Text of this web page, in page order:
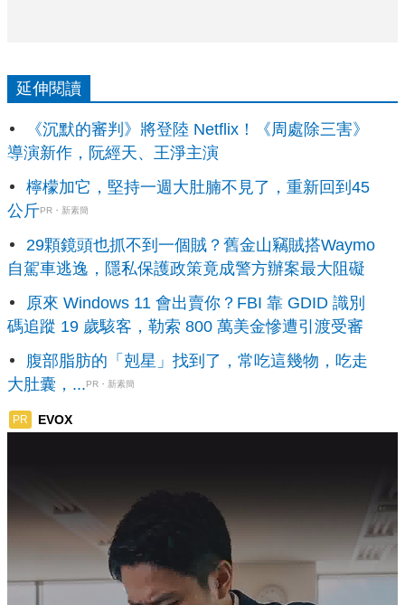
延伸閱讀
《沉默的審判》將登陸 Netflix！《周處除三害》
導演新作，阮經天、王淨主演
檸檬加它，堅持一週大肚腩不見了，重新回到45
公斤PR・新素簡
29顆鏡頭也抓不到一個賊？舊金山竊賊搭Waymo
自駕車逃逸，隱私保護政策竟成警方辦案最大阻礙
原來 Windows 11 會出賣你？FBI 靠 GDID 識別
碼追蹤 19 歲駭客，勒索 800 萬美金慘遭引渡受審
腹部脂肪的「剋星」找到了，常吃這幾物，吃走
大肚囊，...PR・新素簡
PR EVOX